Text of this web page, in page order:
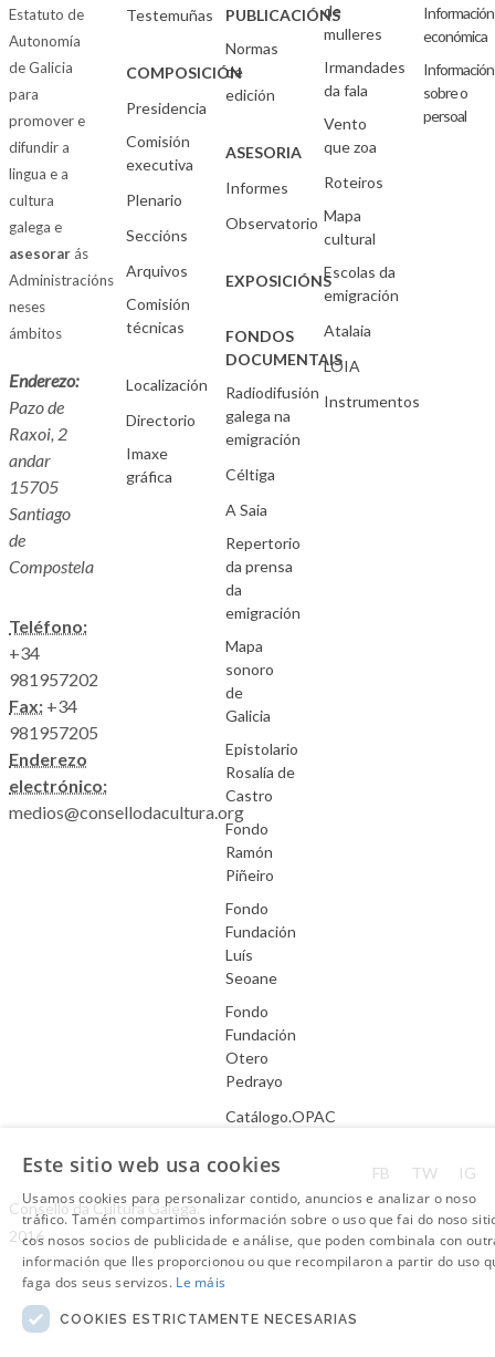
Estatuto de
Autonomía
de Galicia
para
promover e
difundir a
lingua e a
cultura
galega e
asesorarás
Administracións
neses
ámbitos
Enderezo:
Pazo de
Raxoi, 2
andar
15705
Santiago
de
Compostela
Teléfono:
+34
981957202
Fax: +34
981957205
Enderezo
electrónico:
medios@consellodacultura.org
Testemuñas
COMPOSICIÓN
Presidencia
Comisión
executiva
Plenario
Seccións
Arquivos
Comisión
técnicas
Localización
Directorio
Imaxe
gráfica
PUBLICACIÓNS
Normas
de
edición
ASESORIA
Informes
Observatorio
EXPOSICIÓNS
FONDOS
DOCUMENTAIS
Radiodifusión
galega na
emigración
Céltiga
A Saia
Repertorio
da prensa
da
emigración
Mapa
sonoro
de
Galicia
Epistolario
Rosalía de
Castro
Fondo
Ramón
Piñeiro
Fondo
Fundación
Luís
Seoane
Fondo
Fundación
Otero
Pedrayo
Catálogo.OPAC
de
mulleres
Irmandades
da fala
Vento
que zoa
Roteiros
Mapa
cultural
Escolas da
emigración
Atalaia
LOIA
Instrumentos
Información
económica
Información
sobre o
persoal
Aviso Legal
Consello da Cultura Galega.
2016
FB TW IG
Este sitio web usa cookies
Usamos cookies para personalizar contido, anuncios e analizar o noso
tráfico. Tamén compartimos información sobre o uso que fai do noso
cos nosos socios de publicidade e análise, que poden combinala con
información que lles proporcionou ou que recompilaron a partir do uso
faga dos seus servizos. Le máis
COOKIES ESTRICTAMENTE NECESARIAS